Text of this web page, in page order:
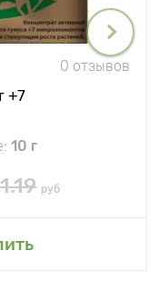
0 отзывов
+7
10 г
1.19 руб